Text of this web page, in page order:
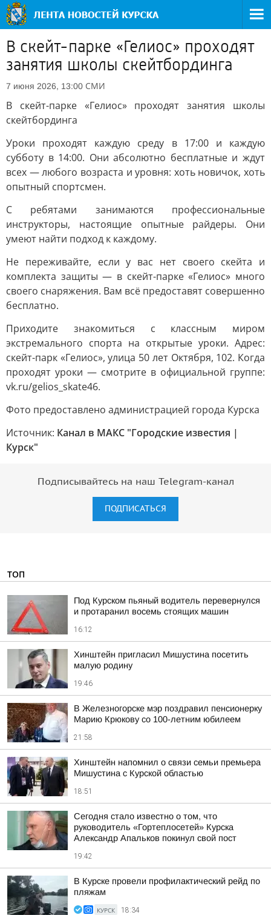
В скейт-парке «Гелиос» проходят
занятия школы скейтбординга
7 июня 2026, 13:00 СМИ
В скейт-парке «Гелиос» проходят занятия школы
скейтбординга
Уроки проходят каждую среду в 17:00 и каждую
субботу в 14:00. Они абсолютно бесплатные и ждут
всех — любого возраста и уровня: хоть новичок, хоть
опытный спортсмен.
С ребятами занимаются профессиональные
инструкторы, настоящие опытные райдеры. Они
умеют найти подход к каждому.
Не переживайте, если у вас нет своего скейта и
комплекта защиты — в скейт-парке «Гелиос» много
своего снаряжения. Вам всё предоставят совершенно
бесплатно.
Приходите знакомиться с классным миром
экстремального спорта на открытые уроки. Адрес:
скейт-парк «Гелиос», улица 50 лет Октября, 102. Когда
проходят уроки — смотрите в официальной группе:
vk.ru/gelios_skate46.
Фото предоставлено администрацией города Курска
Источник: Канал в МАКС "Городские известия |
Курск"
Подписывайтесь на наш Telegram-канал
ПОДПИСАТЬСЯ
ТОП
Под Курском пьяный водитель перевернулся
и протаранил восемь стоящих машин
16:12
Хинштейн пригласил Мишустина посетить
малую родину
19:46
В Железногорске мэр поздравил пенсионерку
Марию Крюкову со 100-летним юбилеем
21:58
Хинштейн напомнил о связи семьи премьера
Мишустина с Курской областью
18:51
Сегодня стало известно о том, что
руководитель «Гортеплосетей» Курска
Александр Апальков покинул свой пост
19:42
В Курске провели профилактический рейд по
пляжам
КУРСК 18:34